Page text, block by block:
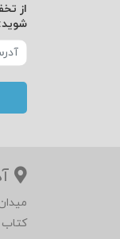
از
شوید:
کتاب